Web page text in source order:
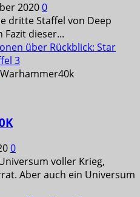
20200
dritte Staffel von Deep
Fazit dieser...
über Rückblick: Star
3
0
voller Krieg,
Aber auch ein Universum